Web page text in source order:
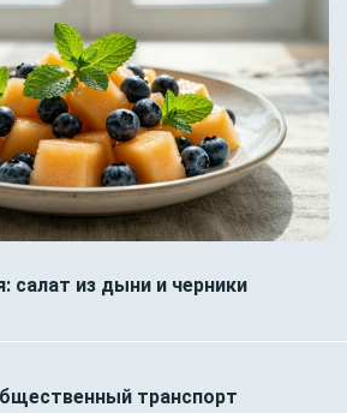
салат из дыни и черники
транспорт